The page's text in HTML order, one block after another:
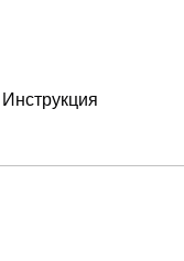
Инструкция